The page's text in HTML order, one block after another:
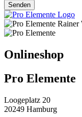
Senden
Onlineshop
Pro Elemente
Loogeplatz 20
20249 Hamburg